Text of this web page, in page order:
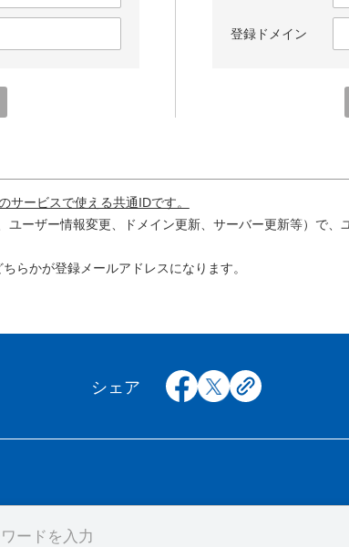
登録ドメイン
ービスで使える共通IDです。
ーザー情報変更、ドメイン更新、サーバー更新等）で、
らかが登録メールアドレスになります。
シェア facebook
x copy